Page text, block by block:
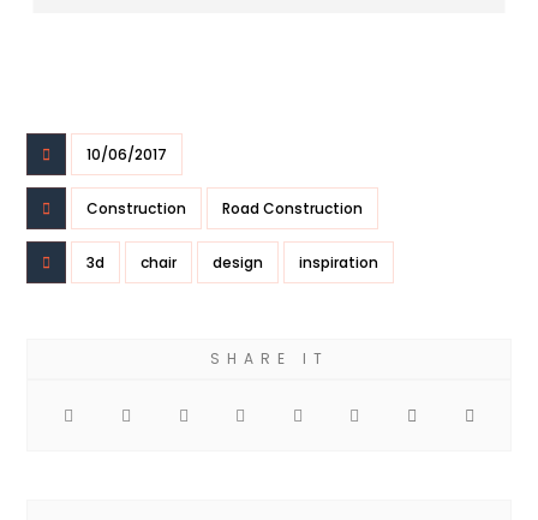
10/06/2017
Construction Road Construction
3d chair design inspiration